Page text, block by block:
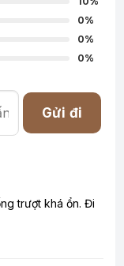
0%
0%
0%
Gửi đi
trượt khá ổn. Đi